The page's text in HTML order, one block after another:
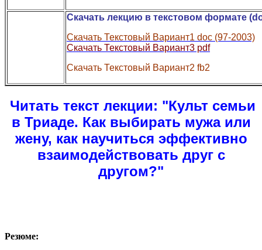
Скачать лекцию в текстовом формате
Скачать Текстовый Вариант1 doc (97-2003)
Скачать Текстовый Вариант3 pdf
Скачать Текстовый Вариант2 fb2
Читать текст лекции: "Культ семьи
в Триаде. Как выбирать мужа или
жену, как научиться эффективно
взаимодействовать друг с
другом?"
Резюме: